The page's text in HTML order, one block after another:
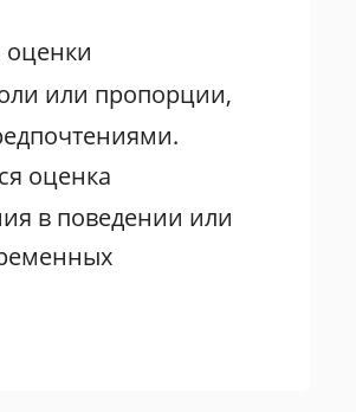
или пропорции,
оценка
в поведении или